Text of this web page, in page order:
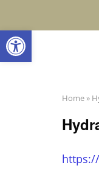
content
Home »
Open toolbar